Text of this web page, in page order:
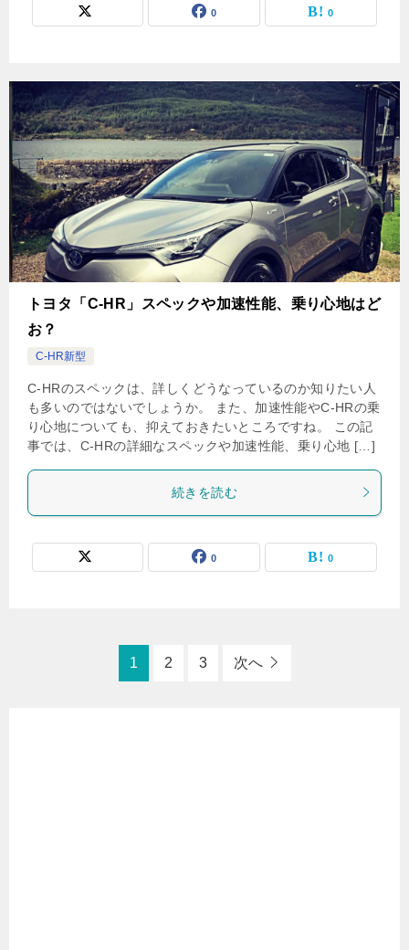
0 0
トヨタ「C-HR」スペックや加速性能、乗り心地はど
お？
C-HR新型
C-HRのスペックは、詳しくどうなっているのか知りたい人
も多いのではないでしょうか。 また、加速性能やC-HRの乗
り心地についても、抑えておきたいところですね。 この記
事では、C-HRの詳細なスペックや加速性能、乗り心地 […]
続きを読む
0 0
1 2 3 次へ